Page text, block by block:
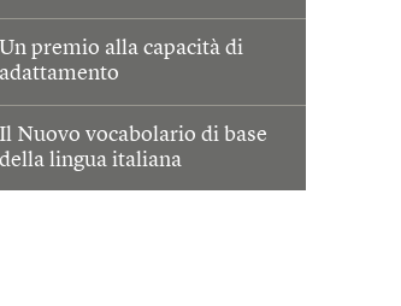
Un premio alla capacità di
adattamento
Il Nuovo vocabolario di base
della lingua italiana